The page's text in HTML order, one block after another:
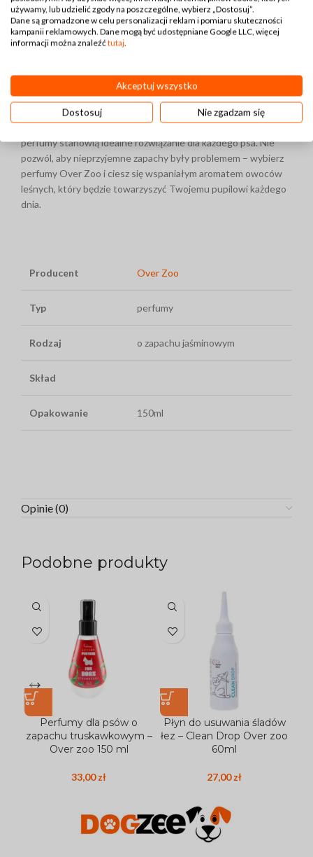
Perfumy dla psów to klucz do
Świeżości Twojego Psa
Podsumowując, perfumy dla psów to doskonały sposób, aby
zapewnić Twojemu psu nie tylko przyjemny zapach, ale także
długotrwałą świeżość i komfort. Dzięki naturalnemu zapachowi
owoców leśnych, formule bez alkoholu i łatwości aplikacji, te
perfumy stanowią idealne rozwiązanie dla każdego psa. Nie
pozwól, aby nieprzyjemne zapachy były problemem – wybierz
perfumy Over Zoo i ciesz się wspaniałym aromatem owoców
leśnych, który będzie towarzyszyć Twojemu pupilowi każdego
dnia.
Producent Over Zoo
Typ perfumy
Rodzaj o zapachu jaśminowym
Skład
Opakowanie 150ml
Opinie (0)
Podobne produkty
Perfumy dla psów o
zapachu truskawkowym –
Over zoo 150 ml
33,00zł
Płyn do usuwania śladów
łez – Clean Drop Over zoo
60ml
27,00zł
używamy, lub udzielić zgody na poszczególne, wybierz „Dostosuj”.
Dane są gromadzone w celu personalizacji reklam i pomiaru skuteczności
kampanii reklamowych. Dane mogą być udostępniane Google LLC, więcej
informacji można znaleźćtutaj.
Akceptuj wszystko
Dostosuj Nie zgadzam się